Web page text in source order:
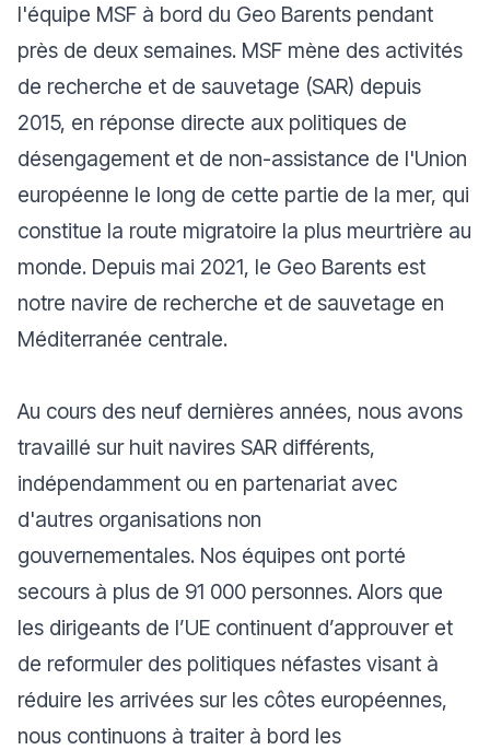
l'équipe MSF à bord du Geo Barents pendant
près de deux semaines. MSF mène des activités
de recherche et de sauvetage (SAR) depuis
2015, en réponse directe aux politiques de
désengagement et de non-assistance de l'Union
européenne le long de cette partie de la mer, qui
constitue la route migratoire la plus meurtrière au
monde. Depuis mai 2021, le Geo Barents est
notre navire de recherche et de sauvetage en
Méditerranée centrale.
Au cours des neuf dernières années, nous avons
travaillé sur huit navires SAR différents,
indépendamment ou en partenariat avec
d'autres organisations non
gouvernementales. Nos équipes ont porté
secours à plus de 91 000 personnes. Alors que
les dirigeants de l’UE continuent d’approuver et
de reformuler des politiques néfastes visant à
réduire les arrivées sur les côtes européennes,
nous continuons à traiter à bord les